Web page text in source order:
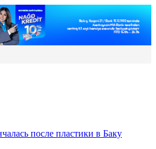
после пластики в Баку